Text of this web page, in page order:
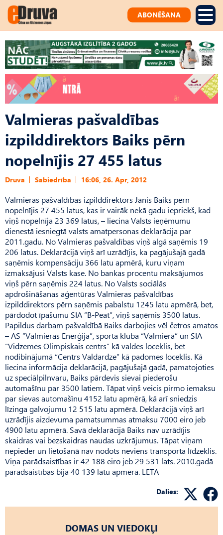
ABONĒŠANA
Valmieras pašvaldības
izpilddirektors Baiks pērn
nopelnījis 27 455 latus
Druva Sabiedrība 16:06, 26. Apr, 2012
Valmieras pašvaldības izpilddirektors Jānis Baiks pērn
nopelnījis 27 455 latus, kas ir vairāk nekā gadu iepriekš, kad
viņš nopelnīja 23 369 latus, – liecina Valsts ieņēmumu
dienestā iesniegtā valsts amatpersonas deklarācija par
2011.gadu. No Valmieras pašvaldības viņš algā saņēmis 19
206 latus. Deklarācijā viņš arī uzrādījis, ka pagājušajā gadā
saņēmis kompensāciju 366 latu apmērā, kuru viņam
izmaksājusi Valsts kase. No bankas procentu maksājumos
viņš pērn saņēmis 224 latus. No Valsts sociālās
apdrošināšanas aģentūras Valmieras pašvaldības
izpilddirektors pērn saņēmis pabalstu 1245 latu apmērā, bet,
pārdodot īpašumu SIA “B-Peat”, viņš saņēmis 3500 latus.
Papildus darbam pašvaldībā Baiks darbojies vēl četros amatos
– AS “Valmieras Enerģija”, sporta klubā “Valmiera” un SIA
“Vidzemes Olimpiskais centrs” kā valdes loceklis, bet
nodibinājumā “Centrs Valdardze” kā padomes loceklis. Kā
liecina informācija deklarācijā, pagājušajā gadā, pamatojoties
uz speciālpilnvaru, Baiks pārdevis sievai piederošu
automašīnu par 3500 latiem. Tāpat viņš veicis pirmo iemaksu
par sievas automašīnu 4152 latu apmērā, kā arī sniedzis
līzinga galvojumu 12 515 latu apmērā. Deklarācijā viņš arī
uzrādījis aizdevuma pamatsummas atmaksu 7000 eiro jeb
4900 latu apmērā. Savā deklarācijā Baiks nav uzrādījis
skaidras vai bezskaidras naudas uzkrājumus. Tāpat viņam
nepieder un lietošanā nav nodots neviens transporta līdzeklis.
Viņa parādsaistības ir 42 188 eiro jeb 29 531 lats. 2010.gadā
parādsaistības bija 40 139 latu apmērā. LETA
Dalies:
DOMAS UN VIEDOKĻI